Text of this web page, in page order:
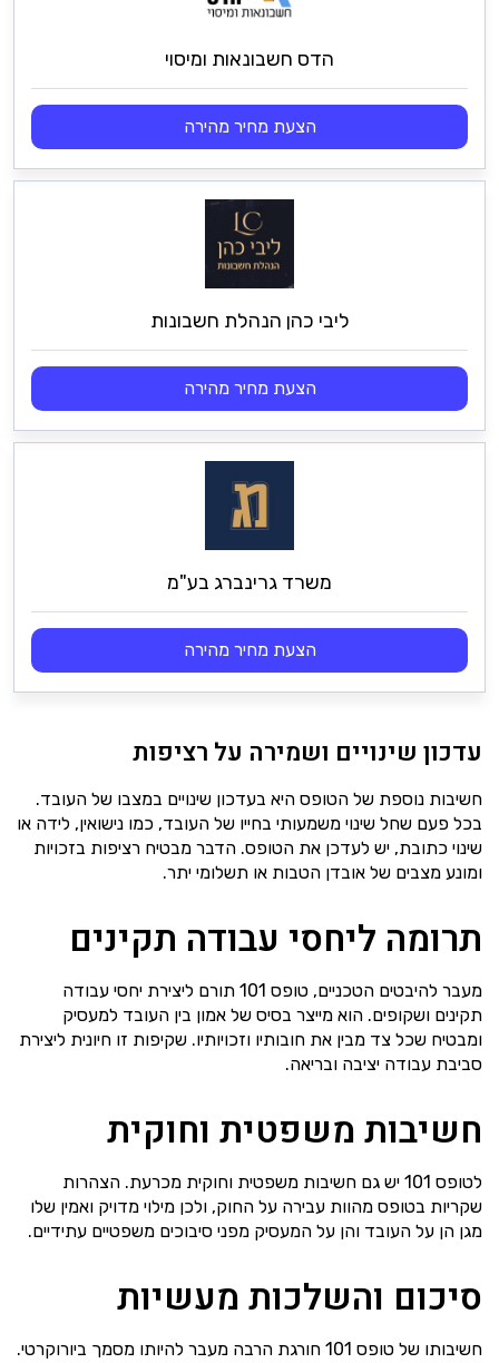
הדס חשבונאות ומיסוי
הצעת מחיר מהירה
ליבי כהן הנהלת חשבונות
הצעת מחיר מהירה
משרד גרינברג בע"מ
הצעת מחיר מהירה
עדכון שינויים ושמירה על רציפות
חשיבות נוספת של הטופס היא בעדכון שינויים במצבו של העובד.
בכל פעם שחל שינוי משמעותי בחייו של העובד, כמו נישואין, לידה או
שינוי כתובת, יש לעדכן את הטופס. הדבר מבטיח רציפות בזכויות
ומונע מצבים של אובדן הטבות או תשלומי יתר.
תרומה ליחסי עבודה תקינים
מעבר להיבטים הטכניים, טופס 101 תורם ליצירת יחסי עבודה
תקינים ושקופים. הוא מייצר בסיס של אמון בין העובד למעסיק
ומבטיח שכל צד מבין את חובותיו וזכויותיו. שקיפות זו חיונית ליצירת
סביבת עבודה יציבה ובריאה.
חשיבות משפטית וחוקית
לטופס 101 יש גם חשיבות משפטית וחוקית מכרעת. הצהרות
שקריות בטופס מהוות עבירה על החוק, ולכן מילוי מדויק ואמין שלו
מגן הן על העובד והן על המעסיק מפני סיבוכים משפטיים עתידיים.
סיכום והשלכות מעשיות
חשיבותו של טופס 101 חורגת הרבה מעבר להיותו מסמך ביורוקרטי.